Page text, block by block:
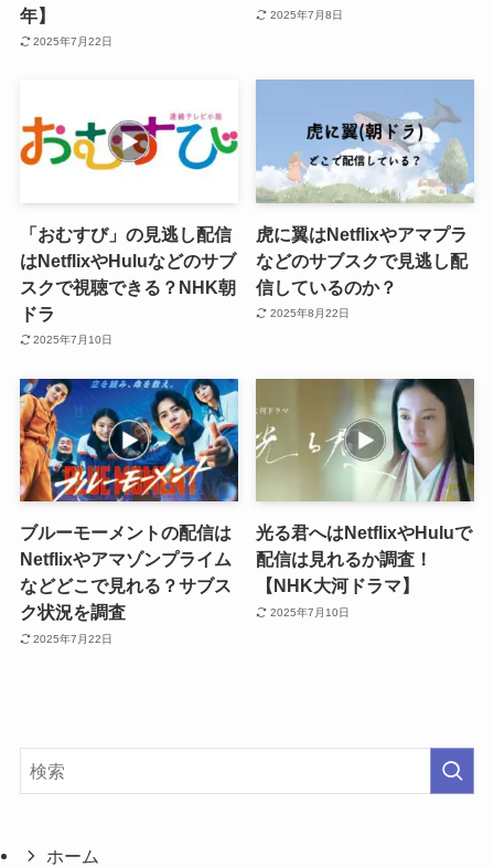
年】
2025年7月22日
2025年7月8日
「おむすび」の見逃し配信
はNetflixやHuluなどのサブ
スクで視聴できる？NHK朝
ドラ
2025年7月10日
虎に翼はNetflixやアマプラ
などのサブスクで見逃し配
信しているのか？
2025年8月22日
ブルーモーメントの配信は
Netflixやアマゾンプライム
などどこで見れる？サブス
ク状況を調査
2025年7月22日
光る君へはNetflixやHuluで
配信は見れるか調査！
【NHK大河ドラマ】
2025年7月10日
ホーム